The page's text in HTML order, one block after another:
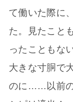
て働いた際に
た。見たこと
ったこともな
大きな寸胴で
のに……以前の